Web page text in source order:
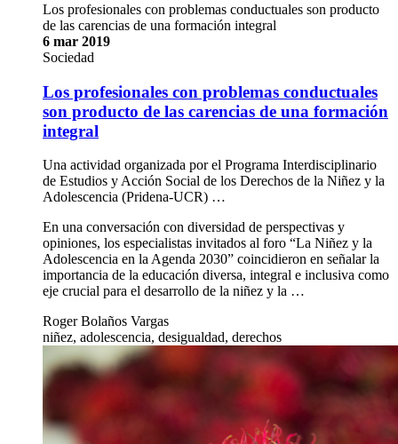
Los profesionales con problemas conductuales son producto
de las carencias de una formación integral
6 mar 2019
Sociedad
Los profesionales con problemas conductuales
son producto de las carencias de una formación
integral
Una actividad organizada por el Programa Interdisciplinario
de Estudios y Acción Social de los Derechos de la Niñez y la
Adolescencia (Pridena-UCR) …
En una conversación con diversidad de perspectivas y
opiniones, los especialistas invitados al foro “La Niñez y la
Adolescencia en la Agenda 2030” coincidieron en señalar la
importancia de la educación diversa, integral e inclusiva como
eje crucial para el desarrollo de la niñez y la …
Roger Bolaños Vargas
niñez, adolescencia, desigualdad, derechos